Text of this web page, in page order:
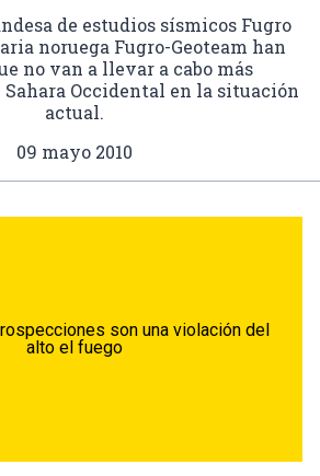
de estudios sísmicos Fugro
noruega Fugro-Geoteam han
no van a llevar a cabo más
Occidental en la situación
actual.
09 mayo 2010
son una violación del
alto el fuego